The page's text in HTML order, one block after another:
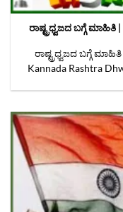
ರಾಷ್ಟ್ರಧ್ವಜದ ಬಗ್ಗೆ
ರಾಷ್ಟ್ರಧ್ವಜದ ಬಗ್ಗೆ
Kannada Rashtra